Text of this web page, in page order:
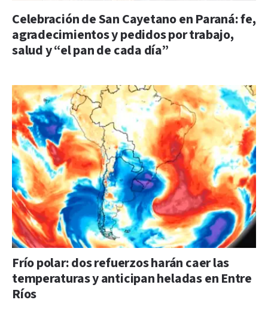
Celebración de San Cayetano en Paraná: fe,
agradecimientos y pedidos por trabajo,
salud y “el pan de cada día”
Frío polar: dos refuerzos harán caer las
temperaturas y anticipan heladas en Entre
Ríos